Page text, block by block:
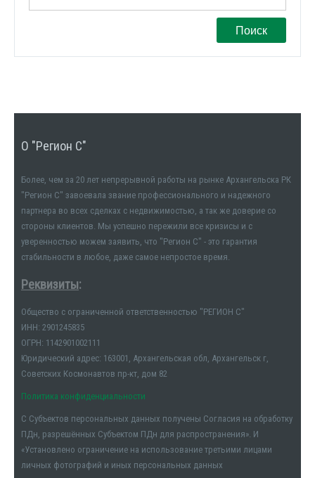
Поиск
О "Регион С"
Более, чем за 20 лет непрерывной работы на рынке Архангельска РК
"Регион С" завоевала звание профессионального и надежного
партнера во всех сделках с недвижимостью, а так же доверие со
стороны клиентов. Мы успешно пережили все кризисы и с
уверенностью можем заявить, что "Регион С" - это гарантия
стабильности в любое, даже самое непростое время.
Реквизиты:
Общество с ограниченной ответственностью "РЕГИОН С"
ИНН: 2901245835
ОГРН: 1142901002111
Юридический адрес: 163001, Архангельская обл, Архангельск г,
Советских Космонавтов пр-кт, дом 82
Политика конфиденциальности
С Субъектов персональных данных получены Согласия на обработку
ПДн, разрешённых Субъектом ПДн для распространения». И
«Установлено ограничение на использование третьими лицами
личных фотографий и иных персональных данных